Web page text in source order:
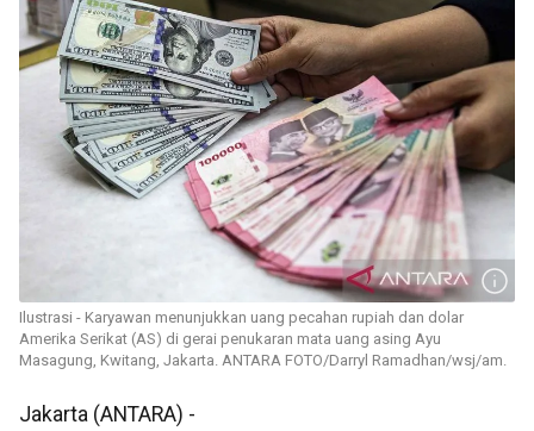
Ilustrasi - Karyawan menunjukkan uang pecahan rupiah dan dolar
Amerika Serikat (AS) di gerai penukaran mata uang asing Ayu
Masagung, Kwitang, Jakarta. ANTARA FOTO/Darryl Ramadhan/wsj/am.
Jakarta (ANTARA) -